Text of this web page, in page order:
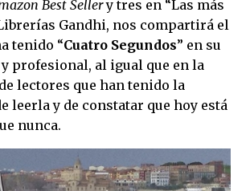
Best Sellery tres en “Las más
Gandhi, nos compartirá el
tenido “Cuatro Segundos” en su
profesional, al igual que en la
lectores que han tenido la
leerla y de constatar que hoy está
nunca.